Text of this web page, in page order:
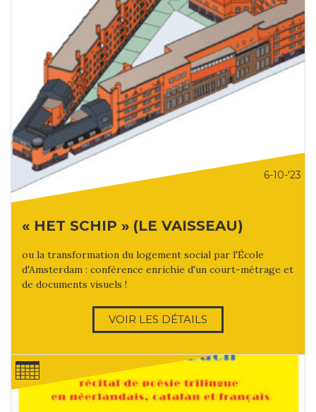
6-10-'23
« HET SCHIP » (LE VAISSEAU)
ou la transformation du logement social par l'École
d'Amsterdam : conférence enrichie d'un court-métrage et
de documents visuels !
VOIR LES DÉTAILS